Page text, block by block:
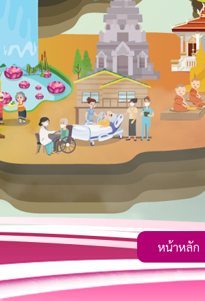
หน้าหลัก